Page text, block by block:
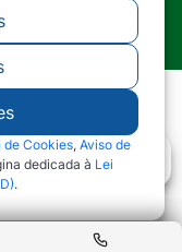
Lacerda -
de Cookies, Aviso de
dedicada à Lei
.